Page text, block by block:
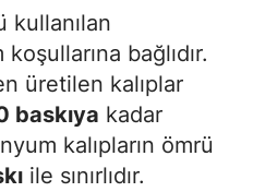
kullanılan
bağlıdır.
üretilen kalıplar
baskıya kadar
kalıpların ömrü
ile sınırlıdır.